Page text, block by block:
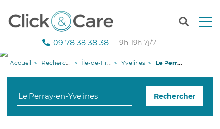
T
n
g
09 78 38 38 38 — 9h-19h 7j/7
Accueil Recherche aide à domicile Île-de-France Yvelines Le Perray-en-Yvelines
Rechercher